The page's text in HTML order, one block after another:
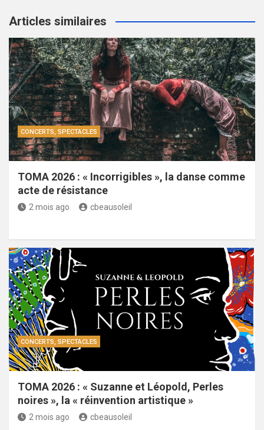
Articles similaires
CONCERTS, SPECTACLES
TOMA 2026 : « Incorrigibles », la danse comme
acte de résistance
2 mois ago cbeausoleil
CONCERTS, SPECTACLES
TOMA 2026 : « Suzanne et Léopold, Perles
noires », la « réinvention artistique »
2 mois ago cbeausoleil